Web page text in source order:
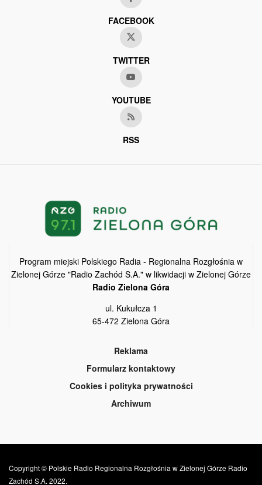
FACEBOOK
TWITTER
YOUTUBE
RSS
Program miejski Polskiego Radia - Regionalna Rozgłośnia w
Zielonej Górze "Radio Zachód S.A." w likwidacji w Zielonej Górze
Radio Zielona Góra
ul. Kukułcza 1
65-472 Zielona Góra
Reklama
Formularz kontaktowy
Cookies i polityka prywatności
Archiwum
Copyright © Polskie Radio Regionalna Rozgłośnia w Zielonej Górze Radio
Zachód S.A. 2022.